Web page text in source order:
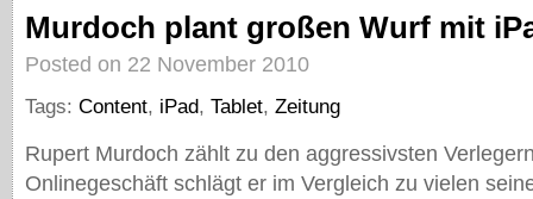
Murdoch plant großen Wurf mit
Posted on 22 November 2010
Tags: Content, iPad, Tablet, Zeitung
Rupert Murdoch zählt zu den aggressivsten
Onlinegeschäft schlägt er im Vergleich zu vielen